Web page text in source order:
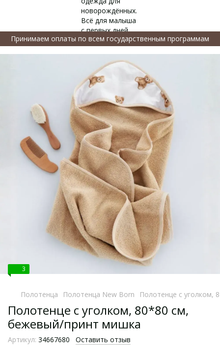
Принимаем оплаты по всем государственным программам
3
Полотенца Полотенца New Born Полотенце с уголком,
Полотенце с уголком, 80*80 см,
бежевый/принт мишка
Артикул: 34667680 Оставить отзыв